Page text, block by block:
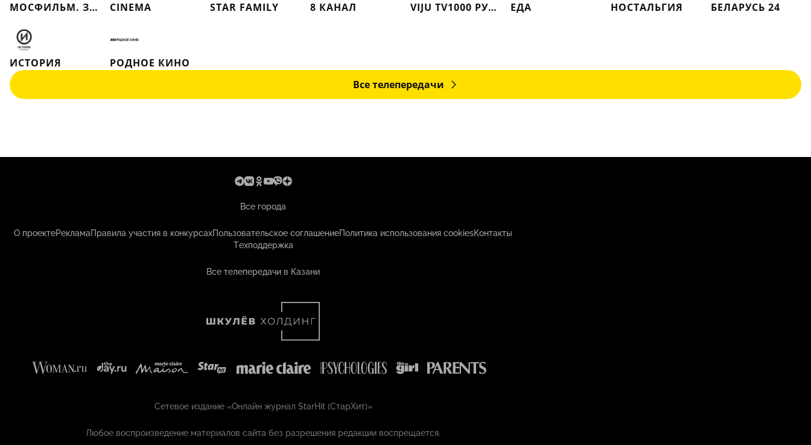
МОСФИЛЬМ. ЗОЛОТАЯ КОЛЛЕКЦИЯ CINEMA STAR FAMILY 8 КАНАЛ VIJU TV1000 РУССКОЕ ЕДА НОСТАЛЬГИЯ БЕЛАРУСЬ 24
ИСТОРИЯ
РОДНОЕ КИНО
Все телепередачи
Все города
О проектеРекламаПравила участия в конкурсахПользовательское соглашениеПолитика использования cookiesКонтакты
Техподдержка
Все телепередачи в Казани
Сетевое издание «Онлайн журнал StarHit (СтарХит)»
Любое воспроизведение материалов сайта без разрешения редакции воспрещается.